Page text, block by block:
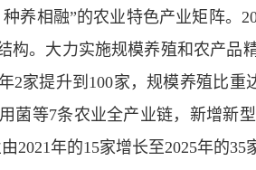
养相融”的农业特色产业矩阵。
构。大力实施规模养殖和农产品
2家提升到100家，规模养殖比重
菌等7条农业全产业链，新增新
2021年的15家增长至2025年的